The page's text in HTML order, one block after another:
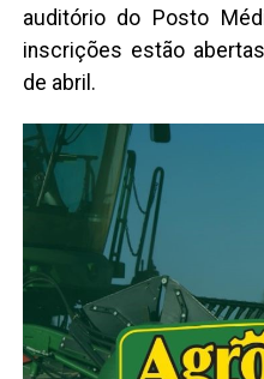
auditório do Posto
inscrições estão
de abril.